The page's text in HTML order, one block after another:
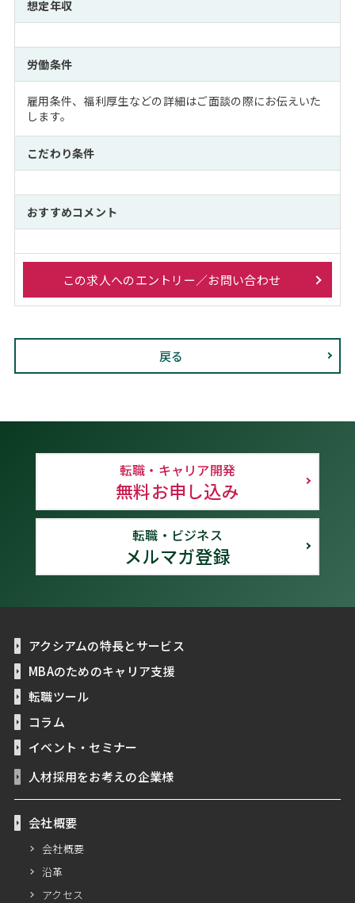
想定年収
労働条件
雇用条件、福利厚生などの詳細はご面談の際にお伝えいた
します。
こだわり条件
おすすめコメント
この求人へのエントリー／お問い合わせ
戻る
転職・キャリア開発
無料お申し込み
転職・ビジネス
メルマガ登録
アクシアムの特長とサービス
MBAのためのキャリア支援
転職ツール
コラム
イベント・セミナー
人材採用をお考えの企業様
会社概要
会社概要
沿革
アクセス